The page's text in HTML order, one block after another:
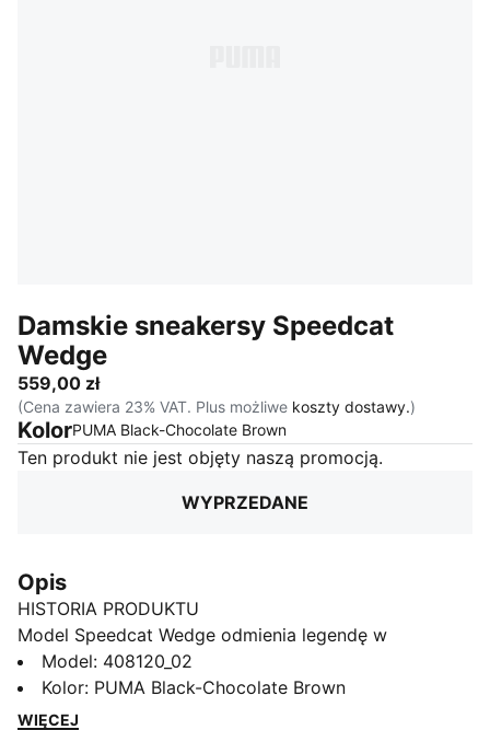
Damskie sneakersy Speedcat
Wedge
559,00 zł
(Cena zawiera 23% VAT. Plus możliwe koszty dostawy.)
KolorPUMA Black-Chocolate Brown:
Ten produkt nie jest objęty naszą promocją.
WYPRZEDANE
Opis
HISTORIA PRODUKTU
Model Speedcat Wedge odmienia legendę w
nowoczesnym wydaniu. Ma ukryty koturn i wyraziste
paski na rzepy zapewniające wyrafinowany styl. Buty
wykonane z metalicznymi akcentami są wyższe,
Model: 408120_02
Kolor: PUMA Black-Chocolate Brown
WIĘCEJ